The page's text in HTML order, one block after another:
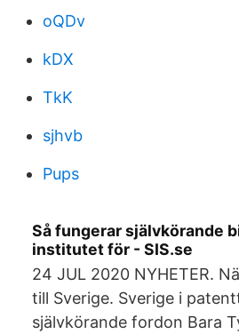
oQDv
kDX
TkK
sjhvb
Pups
Så fungerar självkörande
institutet för - SIS.se
24 JUL 2020 NYHETER.
till Sverige. Sverige i
självkörande fordon Bara